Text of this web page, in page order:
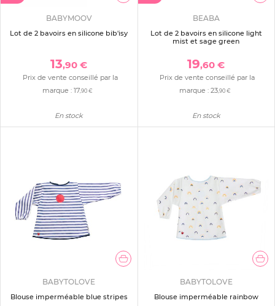
BABYMOOV
Lot de 2 bavoirs en silicone bib'isy
13,90 €
Prix de vente conseillé par la
marque :17,90 €
En stock
BEABA
Lot de 2 bavoirs en silicone light
mist et sage green
19,60 €
Prix de vente conseillé par la
marque : 23,90 €
En stock
BABYTOLOVE
Blouse imperméable blue stripes
BABYTOLOVE
Blouse imperméable rainbow